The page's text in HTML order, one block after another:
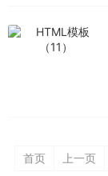
首页 上一页